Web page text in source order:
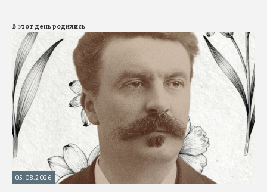
В этот день родились
05.08.2026